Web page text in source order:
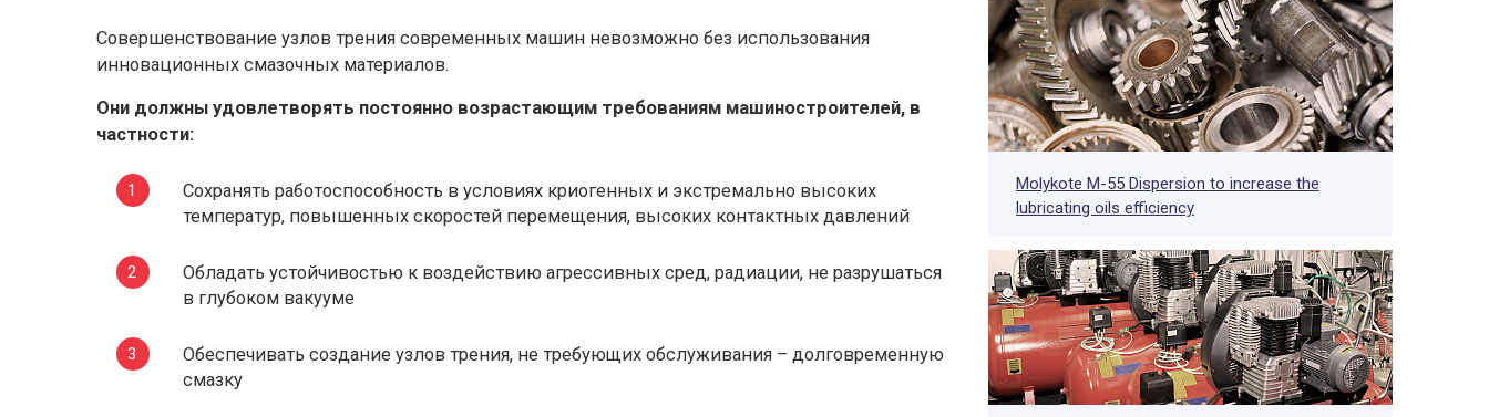
Molykote M-55 Dispersion to increase the
lubricating oils efficiency
Совершенствование узлов трения современных машин невозможно без использования
инновационных смазочных материалов.
Они должны удовлетворять постоянно возрастающим требованиям машиностроителей, в
частности:
Сохранять работоспособность в условиях криогенных и экстремально высоких
температур, повышенных скоростей перемещения, высоких контактных давлений
Обладать устойчивостью к воздействию агрессивных сред, радиации, не разрушаться
в глубоком вакууме
Обеспечивать создание узлов трения, не требующих обслуживания – долговременную
смазку